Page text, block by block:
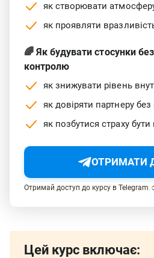
як створювати
як проявляти
🌈 Як будувати стосунки
контролю
як знижувати рівень
як довіряти партнеру без
як позбутися страху
ОТРИМАТИ
Отримай доступ до курсу в Telegram,
Цей курс включає: